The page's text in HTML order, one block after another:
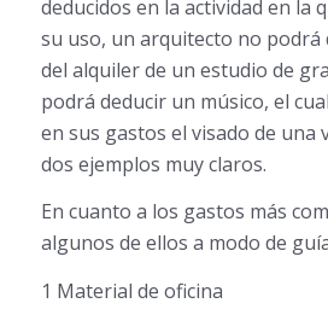
deducidos en la actividad en la
su uso, un arquitecto no podrá
del alquiler de un estudio de
podrá deducir un músico, el
en sus gastos el visado de una
dos ejemplos muy claros.
En cuanto a los gastos más
algunos de ellos a modo de
1 Material de oficina